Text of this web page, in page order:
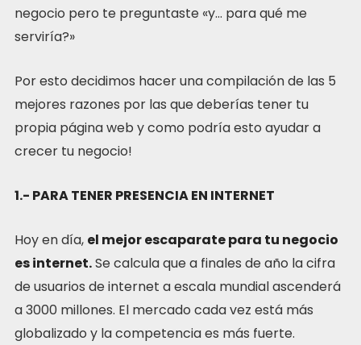
negocio pero te preguntaste «y… para qué me
serviría?»
Por esto decidimos hacer una compilación de las 5
mejores razones por las que deberías tener tu
propia página web y como podría esto ayudar a
crecer tu negocio!
1.- PARA TENER PRESENCIA EN INTERNET
Hoy en día, el mejor escaparate para tu negocio
es internet.Se calcula que a finales de año la cifra
de usuarios de internet a escala mundial ascenderá
a 3000 millones. El mercado cada vez está más
globalizado y la competencia es más fuerte.